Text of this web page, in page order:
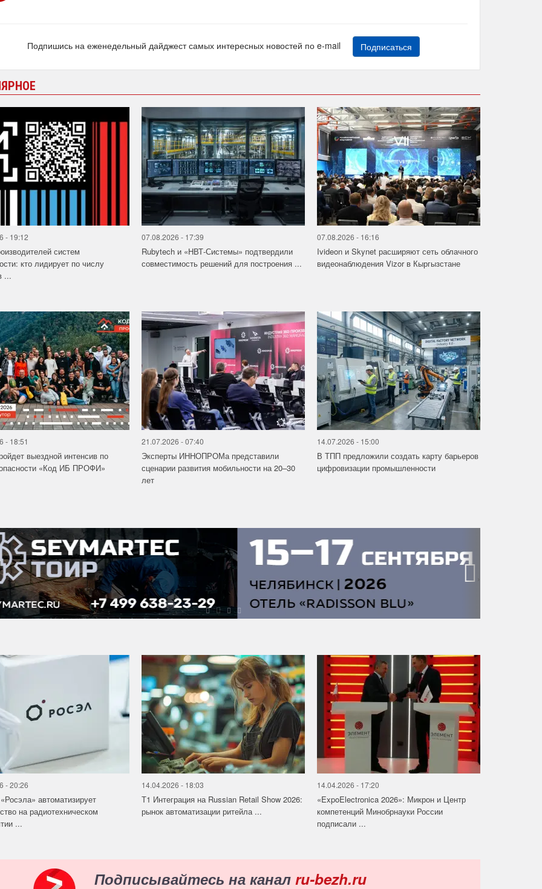
Подпишись на еженедельный дайджест самых интересных новостей по e-mail Подписаться
- 19:12
систем
кто лидирует по числу
...
07.08.2026 - 17:39
Rubytech и «НВТ-Системы» подтвердили
совместимость решений для построения ...
07.08.2026 - 16:16
Ivideon и Skynet расширяют сеть облачного
видеонаблюдения Vizor в Кыргызстане
- 18:51
выездной интенсив по
«Код ИБ ПРОФИ»
21.07.2026 - 07:40
Эксперты ИННОПРОМа представили
сценарии развития мобильности на 20–30
лет
14.07.2026 - 15:00
В ТПП предложили создать карту барьеров
цифровизации промышленности
›
- 20:26
автоматизирует
на радиотехническом
...
14.04.2026 - 18:03
Т1 Интеграция на Russian Retail Show 2026:
рынок автоматизации ритейла ...
14.04.2026 - 17:20
«ExpoElectronica 2026»: Микрон и Центр
компетенций Минобрнауки России
подписали ...
Подписывайтесь на канал ru-bezh.ru